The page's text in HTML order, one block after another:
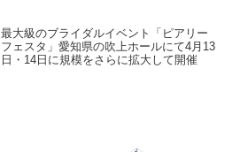
最大級のブライダルイベント「ピアリー
フェスタ」愛知県の吹上ホールにて4月13
日・14日に規模をさらに拡大して開催